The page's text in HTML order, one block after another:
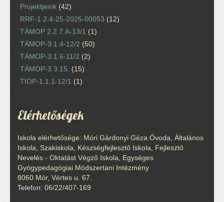
Projektjeink (42)
RRF-1.2.4-25-2025-00053 (12)
TÁMOP 2.2.7.A-13/1 (1)
TÁMOP-3.1.4-12/2 (50)
TÁMOP-3.1.6-11/2 (2)
TÁMOP-3.3.15.
(15)
TIOP-1.1.1-12/1 (1)
Elérhetőségek
Iskola elérhetősége: Móri Gárdonyi Géza Óvoda, Általános
Iskola, Szakiskola, Készségfejlesztő Iskola, Fejlesztő
Nevelés - Oktatást Végző Iskola, Egységes
Gyógypedagógiai Módszertani Intézmény
8060 Mór, Vértes u. 67.
Telefon: 06/22/407-169